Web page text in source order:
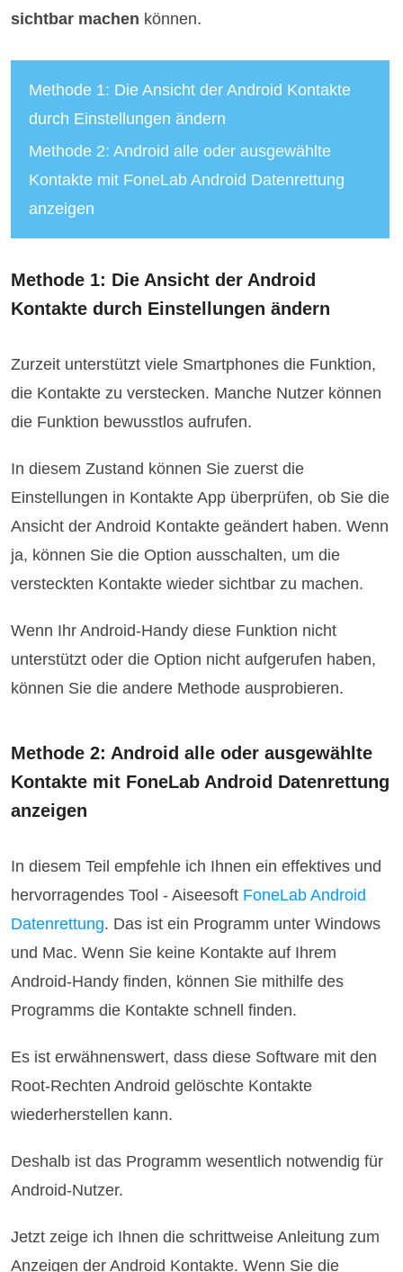
sichtbar machen können.
Methode 1: Die Ansicht der Android Kontakte
durch Einstellungen ändern
Methode 2: Android alle oder ausgewählte
Kontakte mit FoneLab Android Datenrettung
anzeigen
Methode 1: Die Ansicht der Android
Kontakte durch Einstellungen ändern
Zurzeit unterstützt viele Smartphones die Funktion,
die Kontakte zu verstecken. Manche Nutzer können
die Funktion bewusstlos aufrufen.
In diesem Zustand können Sie zuerst die
Einstellungen in Kontakte App überprüfen, ob Sie die
Ansicht der Android Kontakte geändert haben. Wenn
ja, können Sie die Option ausschalten, um die
versteckten Kontakte wieder sichtbar zu machen.
Wenn Ihr Android-Handy diese Funktion nicht
unterstützt oder die Option nicht aufgerufen haben,
können Sie die andere Methode ausprobieren.
Methode 2: Android alle oder ausgewählte
Kontakte mit FoneLab Android Datenrettung
anzeigen
In diesem Teil empfehle ich Ihnen ein effektives und
hervorragendes Tool - Aiseesoft FoneLab Android
Datenrettung. Das ist ein Programm unter Windows
und Mac. Wenn Sie keine Kontakte auf Ihrem
Android-Handy finden, können Sie mithilfe des
Programms die Kontakte schnell finden.
Es ist erwähnenswert, dass diese Software mit den
Root-Rechten Android gelöschte Kontakte
wiederherstellen kann.
Deshalb ist das Programm wesentlich notwendig für
Android-Nutzer.
Jetzt zeige ich Ihnen die schrittweise Anleitung zum
Anzeigen der Android Kontakte. Wenn Sie die